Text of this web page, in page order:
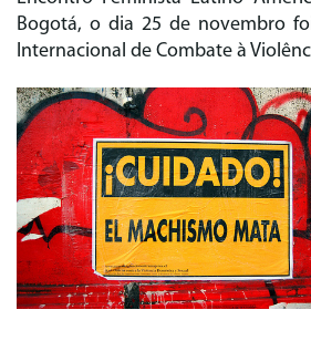
Bogotá, o dia 25 de novembro
Internacional de Combate à